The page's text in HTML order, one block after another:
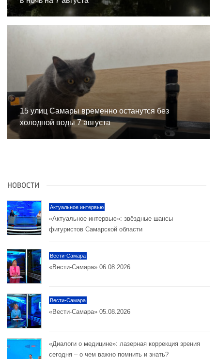
15 улиц Самары временно останутся без
холодной воды 7 августа
НОВОСТИ
Актуальное интервью
«Актуальное интервью»: звёздные шансы
фигуристов Самарской области
Вести-Самара
«Вести-Самара» 06.08.2026
Вести-Самара
«Вести-Самара» 05.08.2026
«Диалоги о медицине»: лазерная коррекция зрения
сегодня – о чем важно помнить и знать?